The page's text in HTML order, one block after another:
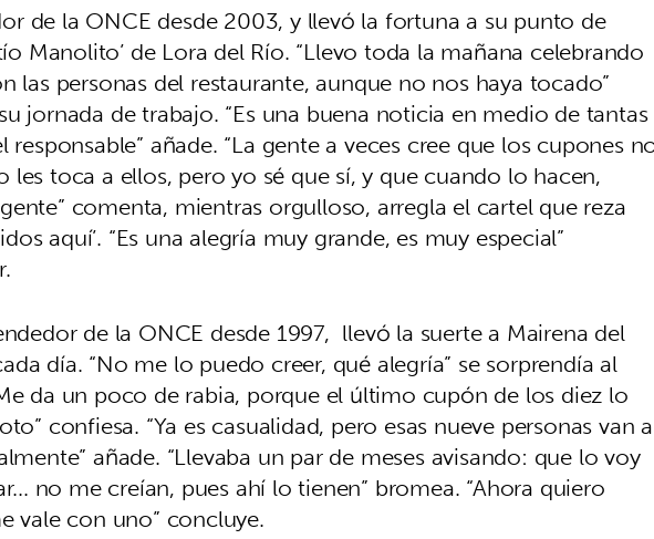
de la ONCE desde 2003, y llevó la fortuna a su punto de
Manolito’ de Lora del Río. “Llevo toda la mañana celebrando
las personas del restaurante, aunque no nos haya tocado”
jornada de trabajo. “Es una buena noticia en medio de tantas
responsable” añade. “La gente a veces cree que los cupones
toca a ellos, pero yo sé que sí, y que cuando lo hacen,
comenta, mientras orgulloso, arregla el cartel que reza
aquí’. “Es una alegría muy grande, es muy especial”
de la ONCE desde 1997, llevó la suerte a Mairena del
día. “No me lo puedo creer, qué alegría” se sorprendía al
da un poco de rabia, porque el último cupón de los diez lo
confiesa. “Ya es casualidad, pero esas nueve personas van a
añade. “Llevaba un par de meses avisando: que lo voy
no me creían, pues ahí lo tienen” bromea. “Ahora quiero
vale con uno” concluye.